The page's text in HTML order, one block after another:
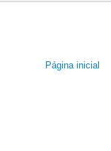
Página inicial